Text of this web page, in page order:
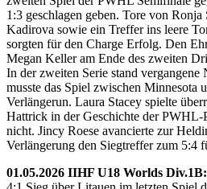
1:3 geschlagen geben. Tore von Ronja
Kadirova sowie ein Treffer ins leere
sorgten für den Charge Erfolg. Den
Megan Keller am Ende des zweiten
In der zweiten Serie stand vergangene
musste das Spiel zwischen Minnesota
Verlängerun. Laura Stacey spielte
Hattrick in der Geschichte der PWHL-
nicht. Jincy Roese avancierte zur
Verlängerung den Siegtreffer zum 5:4
01.05.2026 IIHF U18 Worlds Div.1B: